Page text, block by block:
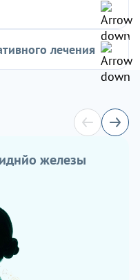
лечения
железы